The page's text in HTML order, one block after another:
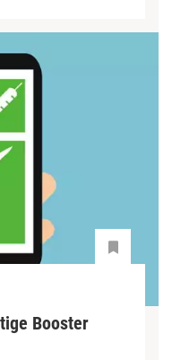
Booster